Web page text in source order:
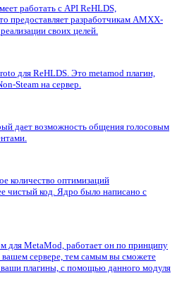
работать с API ReHLDS,
предоставляет разработчикам AMXX-
своих целей.
для ReHLDS. Это metamod плагин,
Steam на сервер.
дает возможность общения голосовым
количество оптимизаций
чистый код. Ядро было написано с
для MetaMod, работает он по принципу
сервере, тем самым вы сможете
плагины, с помощью данного модуля